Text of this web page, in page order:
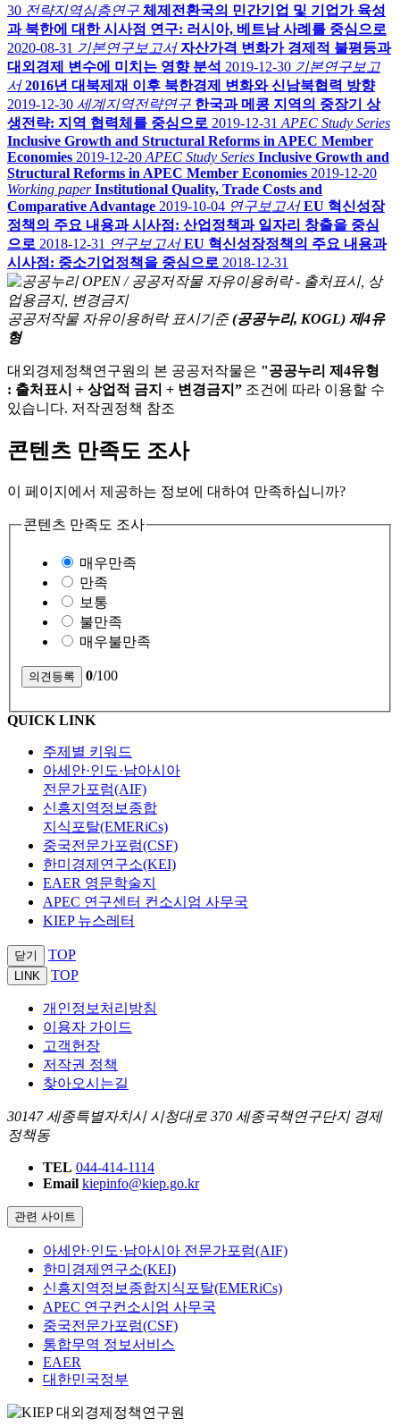
30 전략지역심층연구 체제전환국의 민간기업 및 기업가 육성
과 북한에 대한 시사점 연구: 러시아, 베트남 사례를 중심으로
2020-08-31 기본연구보고서 자산가격 변화가 경제적 불평등과
대외경제 변수에 미치는 영향 분석 2019-12-30 기본연구보고
서 2016년 대북제재 이후 북한경제 변화와 신남북협력 방향
2019-12-30 세계지역전략연구 한국과 메콩 지역의 중장기 상
생전략: 지역 협력체를 중심으로 2019-12-31 APEC Study Series
Inclusive Growth and Structural Reforms in APEC Member
Economies 2019-12-20 APEC Study Series Inclusive Growth and
Structural Reforms in APEC Member Economies 2019-12-20
Working paper Institutional Quality, Trade Costs and
Comparative Advantage 2019-10-04 연구보고서 EU 혁신성장
정책의 주요 내용과 시사점: 산업정책과 일자리 창출을 중심
으로 2018-12-31 연구보고서 EU 혁신성장정책의 주요 내용과
시사점: 중소기업정책을 중심으로 2018-12-31
공공저작물 자유이용허락 표시기준 (공공누리, KOGL) 제4유
형
대외경제정책연구원의 본 공공저작물은 "공공누리 제4유형
: 출처표시 + 상업적 금지 + 변경금지” 조건에 따라 이용할 수
있습니다. 저작권정책 참조
콘텐츠 만족도 조사
이 페이지에서 제공하는 정보에 대하여 만족하십니까?
콘텐츠 만족도 조사
매우만족
만족
보통
불만족
매우불만족
0/100
QUICK LINK
주제별 키워드
아세안·인도·남아시아
전문가포럼(AIF)
신흥지역정보종합
지식포탈(EMERiCs)
중국전문가포럼(CSF)
한미경제연구소(KEI)
EAER 영문학술지
APEC 연구센터 컨소시엄 사무국
KIEP 뉴스레터
닫기 TOP
LINK TOP
개인정보처리방침
이용자 가이드
고객헌장
저작권 정책
찾아오시는길
30147 세종특별자치시 시청대로 370 세종국책연구단지 경제
정책동
TEL 044-414-1114
Email kiepinfo@kiep.go.kr
관련 사이트
아세안·인도·남아시아 전문가포럼(AIF)
한미경제연구소(KEI)
신흥지역정보종합지식포탈(EMERiCs)
APEC 연구컨소시엄 사무국
중국전문가포럼(CSF)
통합무역 정보서비스
EAER
대한민국정부